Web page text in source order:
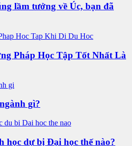
lầm tưởng về Úc, bạn đã
Pháp Học Tập Tốt Nhất Là
gì?
học dự bị Đại học thế nào?